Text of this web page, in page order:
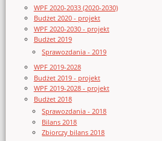
WPF 2020-2033 (2020-2030)
Budżet 2020 - projekt
WPF 2020-2030 - projekt
Budżet 2019
Sprawozdania - 2019
WPF 2019-2028
Budżet 2019 - projekt
WPF 2019-2028 - projekt
Budżet 2018
Sprawozdania - 2018
Bilans 2018
Zbiorczy bilans 2018